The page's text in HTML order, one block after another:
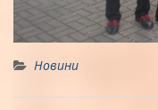
Новини